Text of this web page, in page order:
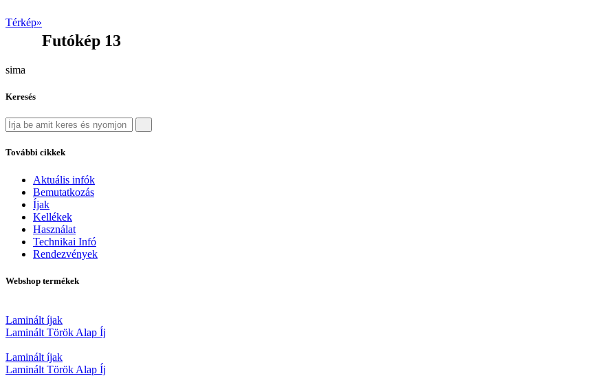
Térkép»
Futókép 13
sima
Keresés
További cikkek
Aktuális infók
Bemutatkozás
Íjak
Kellékek
Használat
Technikai Infó
Rendezvények
Webshop termékek
Laminált íjak
Laminált Török Alap Íj
Laminált íjak
Laminált Török Alap Íj